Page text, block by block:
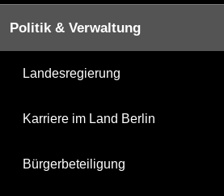
Politik & Verwaltung
Landesregierung
Karriere im Land Berlin
Bürgerbeteiligung